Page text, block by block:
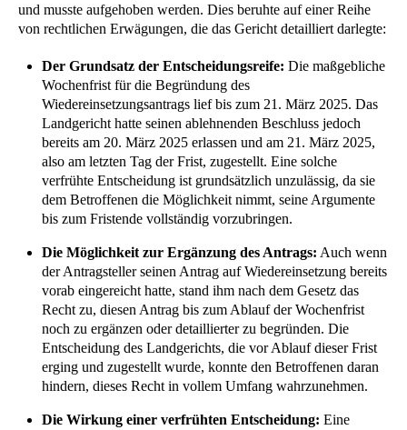
und musste aufgehoben werden. Dies beruhte auf einer Reihe
von rechtlichen Erwägungen, die das Gericht detailliert darlegte:
Der Grundsatz der Entscheidungsreife: Die maßgebliche
Wochenfrist für die Begründung des
Wiedereinsetzungsantrags lief bis zum 21. März 2025. Das
Landgericht hatte seinen ablehnenden Beschluss jedoch
bereits am 20. März 2025 erlassen und am 21. März 2025,
also am letzten Tag der Frist, zugestellt. Eine solche
verfrühte Entscheidung ist grundsätzlich unzulässig, da sie
dem Betroffenen die Möglichkeit nimmt, seine Argumente
bis zum Fristende vollständig vorzubringen.
Die Möglichkeit zur Ergänzung des Antrags: Auch wenn
der Antragsteller seinen Antrag auf Wiedereinsetzung bereits
vorab eingereicht hatte, stand ihm nach dem Gesetz das
Recht zu, diesen Antrag bis zum Ablauf der Wochenfrist
noch zu ergänzen oder detaillierter zu begründen. Die
Entscheidung des Landgerichts, die vor Ablauf dieser Frist
erging und zugestellt wurde, konnte den Betroffenen daran
hindern, dieses Recht in vollem Umfang wahrzunehmen.
Die Wirkung einer verfrühten Entscheidung: Eine